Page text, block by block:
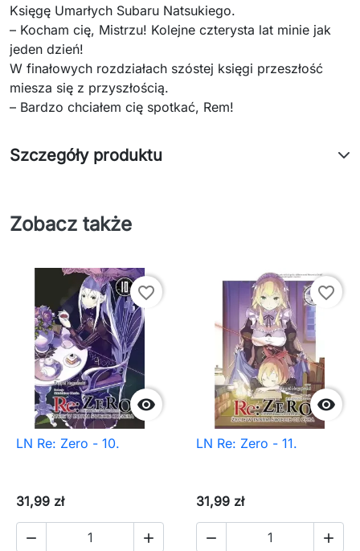
Księgę Umarłych Subaru Natsukiego.
– Kocham cię, Mistrzu! Kolejne czterysta lat minie jak
jeden dzień!
W finałowych rozdziałach szóstej księgi przeszłość
miesza się z przyszłością.
– Bardzo chciałem cię spotkać, Rem!
Szczegóły produktu
Zobacz także

favorite_border
LN Re: Zero - 10.
31,99 zł
 

favorite_border
LN Re: Zero - 11.
31,99 zł
 